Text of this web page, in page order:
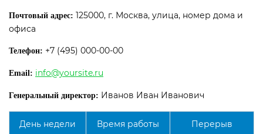
Почтовый адрес: 125000, г. Москва, улица, номер дома и
офиса
Телефон: +7 (495) 000-00-00
Email: info@yoursite.ru
Генеральный директор: Иванов Иван Иванович
День недели Время работы Перерыв